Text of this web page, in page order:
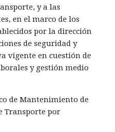
y a las
en el marco de los
por la dirección
de seguridad y
vigente en cuestión de
y gestión medio
de Mantenimiento de
Transporte por